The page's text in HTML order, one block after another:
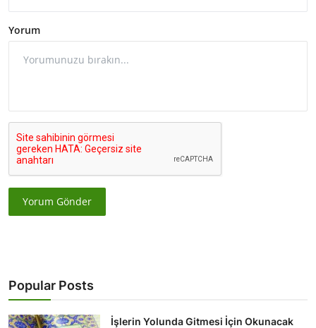
Yorum
Yorum Gönder
Popular Posts
İşlerin Yolunda Gitmesi İçin Okunacak